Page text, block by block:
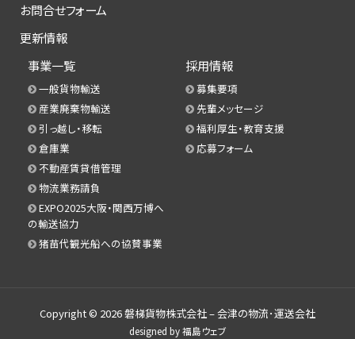
お問合せフォーム
更新情報
事業一覧
一般貨物輸送
産業廃棄物輸送
引っ越し・移転
倉庫業
不動産賃貸借管理
物流業務請負
EXPO2025大阪・関西万博へ
の輸送協力
猪苗代観光船への協賛事業
採用情報
募集要項
先輩メッセージ
福利厚生・教育支援
応募フォーム
Copyright © 2026磐梯貨物株式会社 – 会津の物流･運送会社
designed by福島ウェブ